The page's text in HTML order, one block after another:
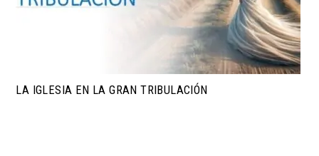
LA IGLESIA EN LA GRAN TRIBULACIÓN